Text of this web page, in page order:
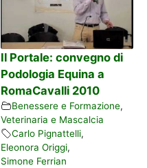
Il Portale: convegno di
Podologia Equina a
RomaCavalli 2010
Benessere e Formazione,
Veterinaria e Mascalcia
Carlo Pignattelli,
Eleonora Origgi,
Simone Ferrian